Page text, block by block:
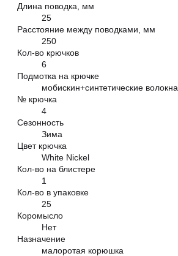
Длина поводка, мм
25
Расстояние между поводками, мм
250
Кол-во крючков
6
Подмотка на крючке
мобискин+синтетические волокна
№ крючка
4
Сезонность
Зима
Цвет крючка
White Nickel
Кол-во на блистере
1
Кол-во в упаковке
25
Коромысло
Нет
Назначение
малоротая корюшка